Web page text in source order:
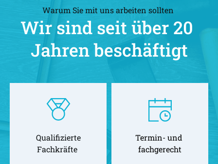
Warum Sie mit uns arbeiten sollten
Wir sind seit über 20
Jahren beschäftigt
Qualifizierte
Fachkräfte
Termin- und
fachgerecht